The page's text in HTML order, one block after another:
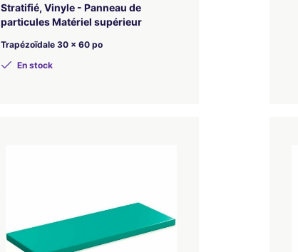
Stratifié, Vinyle - Panneau de
particules Matériel supérieur
Trapézoïdale 30 x 60 po
En stock